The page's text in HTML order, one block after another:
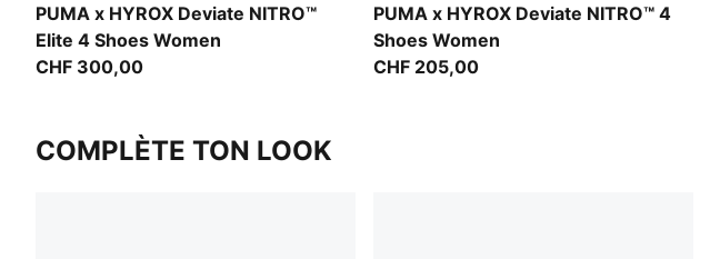
PUMA x HYROX Deviate NITRO™
Elite 4 Shoes Women
CHF 300,00
PUMA x HYROX Deviate NITRO™ 4
Shoes Women
CHF 205,00
COMPLÈTE TON LOOK